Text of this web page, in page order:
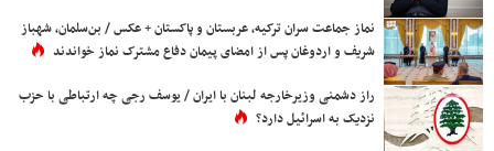
نماز جماعت سران ترکیه، عربستان و پاکستان + عکس / بن‌سلمان، شهباز
شریف و اردوغان پس از امضای پیمان دفاع مشترک نماز خواندند
راز دشمنی وزیرخارجه لبنان با ایران / یوسف رجی چه ارتباطی با حزب
نزدیک به اسرائیل دارد؟